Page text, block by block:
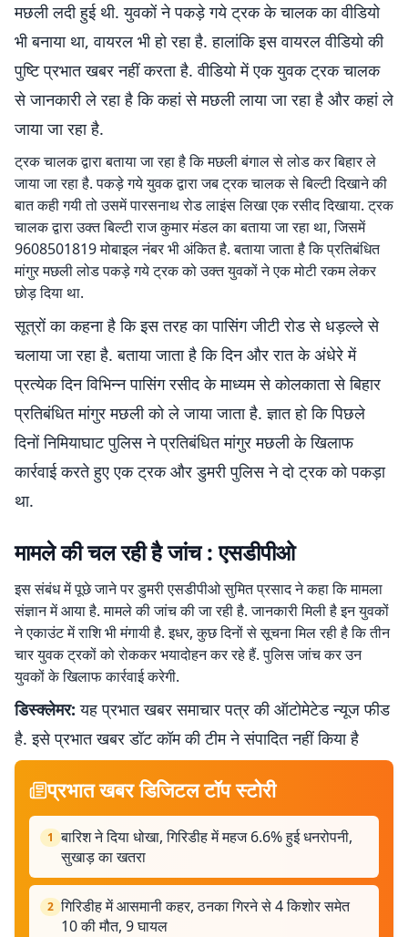
मछली लदी हुई थी. युवकों ने पकड़े गये ट्रक के चालक का वीडियो
भी बनाया था, वायरल भी हो रहा है. हालांकि इस वायरल वीडियो की
पुष्टि प्रभात खबर नहीं करता है. वीडियो में एक युवक ट्रक चालक
से जानकारी ले रहा है कि कहां से मछली लाया जा रहा है और कहां ले
जाया जा रहा है.
ट्रक चालक द्वारा बताया जा रहा है कि मछली बंगाल से लोड कर बिहार ले
जाया जा रहा है. पकड़े गये युवक द्वारा जब ट्रक चालक से बिल्टी दिखाने की
बात कही गयी तो उसमें पारसनाथ रोड लाइंस लिखा एक रसीद दिखाया. ट्रक
चालक द्वारा उक्त बिल्टी राज कुमार मंडल का बताया जा रहा था, जिसमें
9608501819 मोबाइल नंबर भी अंकित है. बताया जाता है कि प्रतिबंधित
मांगुर मछली लोड पकड़े गये ट्रक को उक्त युवकों ने एक मोटी रकम लेकर
छोड़ दिया था.
सूत्रों का कहना है कि इस तरह का पासिंग जीटी रोड से धड़ल्ले से
चलाया जा रहा है. बताया जाता है कि दिन और रात के अंधेरे में
प्रत्येक दिन विभिन्न पासिंग रसीद के माध्यम से कोलकाता से बिहार
प्रतिबंधित मांगुर मछली को ले जाया जाता है. ज्ञात हो कि पिछले
दिनों निमियाघाट पुलिस ने प्रतिबंधित मांगुर मछली के खिलाफ
कार्रवाई करते हुए एक ट्रक और डुमरी पुलिस ने दो ट्रक को पकड़ा
था.
मामले की चल रही है जांच : एसडीपीओ
इस संबंध में पूछे जाने पर डुमरी एसडीपीओ सुमित प्रसाद ने कहा कि मामला
संज्ञान में आया है. मामले की जांच की जा रही है. जानकारी मिली है इन युवकों
ने एकाउंट में राशि भी मंगायी है. इधर, कुछ दिनों से सूचना मिल रही है कि तीन
चार युवक ट्रकों को रोककर भयादोहन कर रहे हैं. पुलिस जांच कर उन
युवकों के खिलाफ कार्रवाई करेगी.
डिस्क्लेमर: यह प्रभात खबर समाचार पत्र की ऑटोमेटेड न्यूज फीड
है. इसे प्रभात खबर डॉट कॉम की टीम ने संपादित नहीं किया है
प्रभात खबर डिजिटल टॉप स्टोरी
1 बारिश ने दिया धोखा, गिरिडीह में महज 6.6% हुई धनरोपनी,
सुखाड़ का खतरा
2 गिरिडीह में आसमानी कहर, ठनका गिरने से 4 किशोर समेत
10 की मौत, 9 घायल